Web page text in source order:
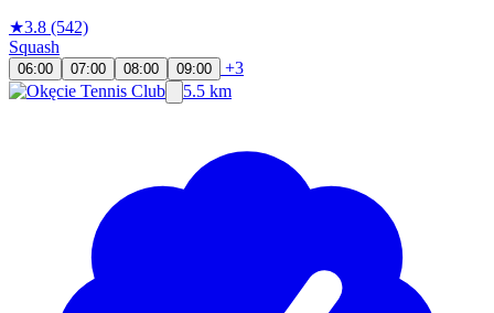
★3.8 (542)
Squash
06:00 07:00 08:00 09:00
+3
5.5 km